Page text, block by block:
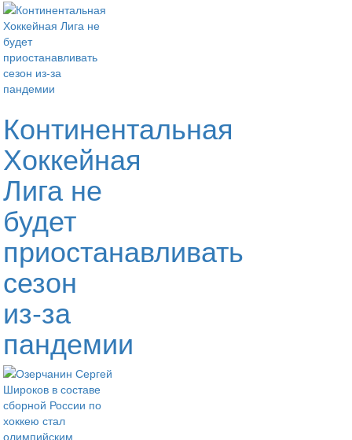
Континентальная
Хоккейная
Лига не
будет
приостанавливать
сезон
из-за
пандемии